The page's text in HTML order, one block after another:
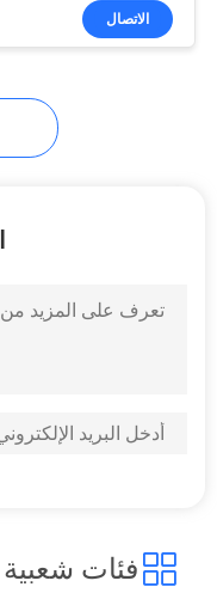
الصمام
الاتصال
فئات شعبية